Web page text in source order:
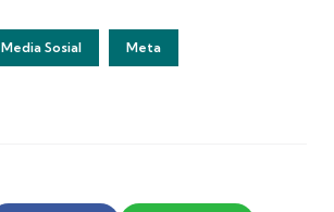
Media Sosial Meta